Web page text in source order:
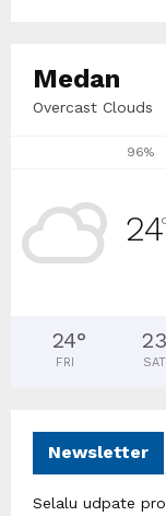
Medan
Overcast Clouds
96%
24
24°
FRI
23
SAT
Newsletter
Selalu udpate